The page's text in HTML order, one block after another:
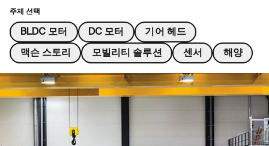
주제 선택
BLDC 모터 DC 모터 기어 헤드
맥슨 스토리 모빌리티 솔루션 센서 해양